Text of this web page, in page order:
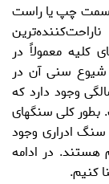
سمت چپ یا راست
کلیه معمولاً در
شیوع سنی آن در
سالگی است. یک قله دیگر در ۵۵ سالگی وجود دارد که
بطور کلی سنگهای
مختلف سنگ ادراری وجود
هستند. در ادامه
کنیم.